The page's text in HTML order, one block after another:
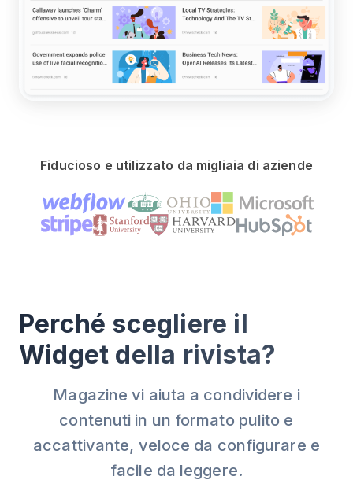
Fiducioso e utilizzato da migliaia di aziende
Perché scegliere il
Widget della rivista?
Magazine vi aiuta a condividere i
contenuti in un formato pulito e
accattivante, veloce da configurare e
facile da leggere.